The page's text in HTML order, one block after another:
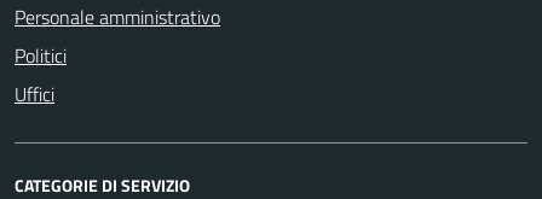
Personale amministrativo
Politici
Uffici
CATEGORIE DI SERVIZIO